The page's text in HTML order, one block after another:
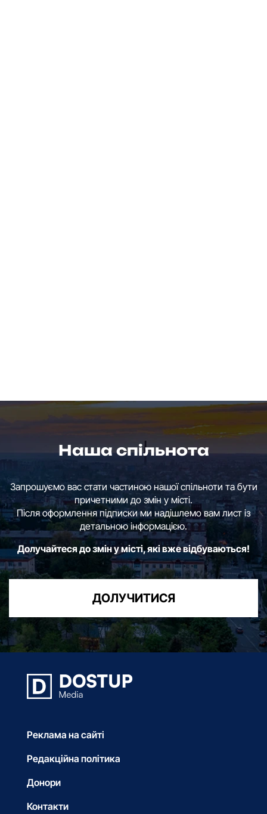
Наша спільнота
Запрошуємо вас стати частиною нашої спільноти та бути
причетними до змін у місті.
Після оформлення підписки ми надішлемо вам лист із
детальною інформацією.
Долучайтеся до змін у місті, які вже відбуваються!
ДОЛУЧИТИСЯ
Реклама на сайті
Редакційна політика
Донори
Контакти